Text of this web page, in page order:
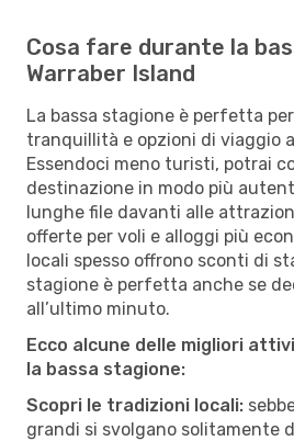
Cosa fare durante la
Warraber Island
La bassa stagione è perfetta
tranquillità e opzioni di viaggio
Essendoci meno turisti, potrai
destinazione in modo più
lunghe file davanti alle
offerte per voli e alloggi più
locali spesso offrono sconti di
stagione è perfetta anche se
all’ultimo minuto.
Ecco alcune delle migliori
la bassa stagione:
Scopri le tradizioni locali:
grandi si svolgano solitamente